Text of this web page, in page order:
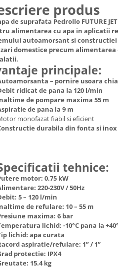
electrice si
de banc si
lemn
- roboti de
pentru transport
hote
CARNATARI )
vase incorporabile
rufe
rufe frontale
rufe verticale
rufe incorporabile
rufe cu uscator
produs
de suprafata Pedrollo FUTURE
alimentarea cu apa in aplicatii
autoamorsant si
domestice precum
principale:
– pornire usoara
ridicat de pana la 120 l/min
de pompare maxima 55 m
de pana la 9 m
monofazat fiabil si eficient
durabila din fonta si inox
tehnice:
motor: 0.75 kW
220-230V / 50Hz
5 – 120 l/min
de refulare: 10 – 55 m
maxima: 6 bar
lichid: -10°C pana la
lichid: apa curata
aspiratie/refulare: 1” / 1”
protectie: IPX4
15.4 kg